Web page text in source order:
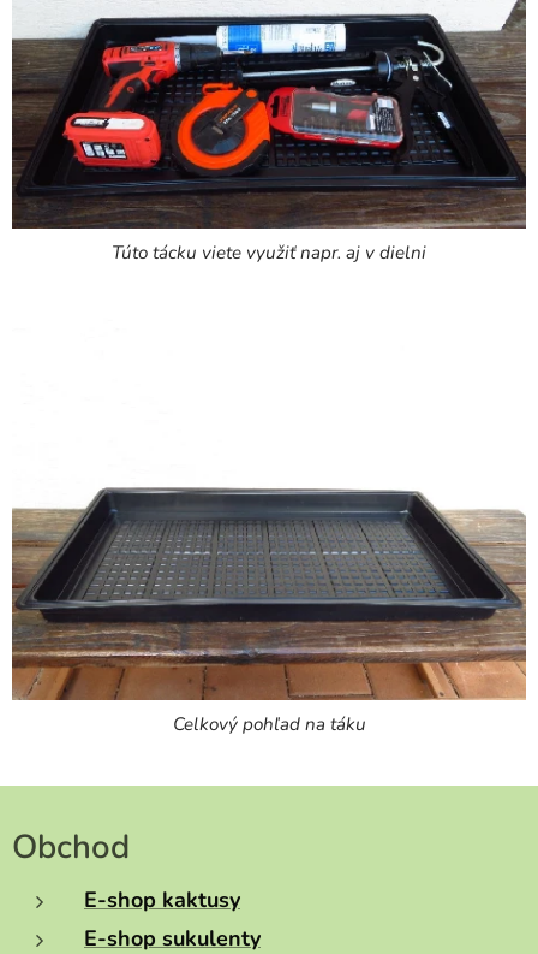
Túto tácku viete využiť napr. aj v dielni
Celkový pohľad na táku
Obchod
E-shop kaktusy
E-shop sukulenty